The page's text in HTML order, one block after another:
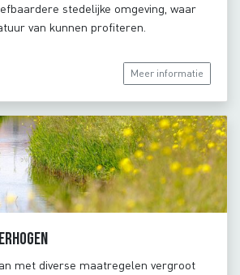
stedelijke omgeving, waar
van kunnen profiteren.
Meer informatie
met diverse maatregelen vergroot